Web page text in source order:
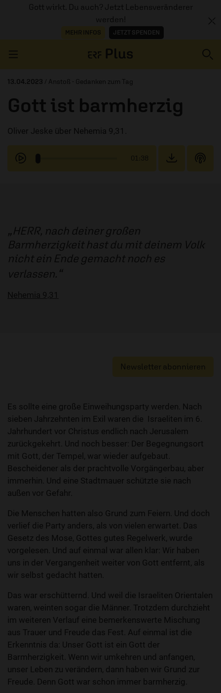
Gott wirkt. Du auch? Jetzt Lebensveränderer
werden!
MEHR INFOS JETZT SPENDEN
AUDIOTHEK
PROGRAMM
13.04.2023 / Anstoß - Gedanken zum Tag
Gott ist barmherzig
Oliver Jeske über Nehemia 9,31.
01:38
HERR, nach deiner großen
Barmherzigkeit hast du mit deinem Volk
nicht ein Ende gemacht noch es
verlassen.
Nehemia 9,31
Newsletter abonnieren
Es sollte eine große Einweihungsparty werden. Nach
sieben Jahrzehnten im Exil waren die Israeliten im 6.
Jahrhundert vor Christus endlich nach Jerusalem
zurückgekehrt. Und noch besser: Der Begegnungsort
mit Gott, der Tempel, war wieder aufgebaut.
Bescheidener als der prachtvolle Vorgängerbau, aber
immerhin. Und eine Stadtmauer schützte sie nach
außen vor Gefahr.
Die Menschen hatten also Grund zum Feiern. Und doch
verlief die Party anders, als von vielen erwartet. Das
Gesetz des Mose, Gottes gutes Regelwerk, wurde
vorgelesen. Und auf einmal war allen klar: Wir haben
uns in der Vergangenheit weiter von Gott entfernt, als
wir selbst gedacht hatten.
Das war erschütternd. Und weil die Israeliten Orientalen
waren, weinten sogar die Männer. Trotzdem durchzieht
im weiteren Verlauf eine bemerkenswerte Mischung
aus Trauer und Freude das Fest. Auf einmal ist die
Erkenntnis da: Unser Gott ist ein Gott der
Barmherzigkeit. Wenn wir umkehren und anfangen,
unser Leben zu verändern, dann haben wir Grund zur
Freude. Denn Gott war schon immer barmherzig.